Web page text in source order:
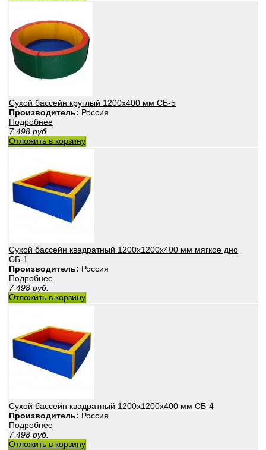
Сухой бассейн круглый 1200х400 мм СБ-5
Производитель: Россия
Подробнее
7 498 руб.
Отложить в корзину
Сухой бассейн квадратный 1200х1200х400 мм мягкое дно
СБ-1
Производитель: Россия
Подробнее
7 498 руб.
Отложить в корзину
Сухой бассейн квадратный 1200х1200х400 мм СБ-4
Производитель: Россия
Подробнее
7 498 руб.
Отложить в корзину